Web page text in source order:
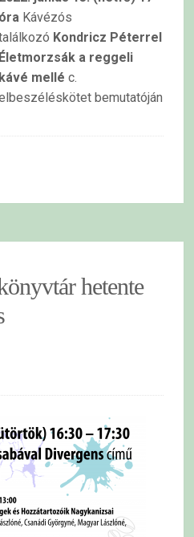
óra Kávézós
Kondricz Péterrel
Életmorzsák a reggeli
kávé mellé c.
bemutatóján
hetente